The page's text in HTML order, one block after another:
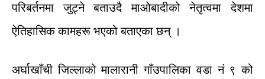
परिबर्तनमा
जुट्ने बताउदै माओबादीको नेतृत्वमा
देशमा
ऐतिहासिक कामहरू भएको बताएका छन् ।
अर्घाखाँची जिल्लाको मालारानी गाँउपालिका वडा नं ९ को